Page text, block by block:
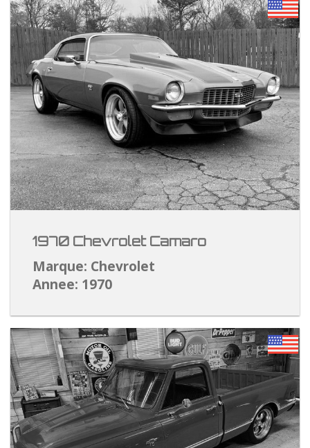
1970 Chevrolet Camaro
Marque: Chevrolet
Annee: 1970